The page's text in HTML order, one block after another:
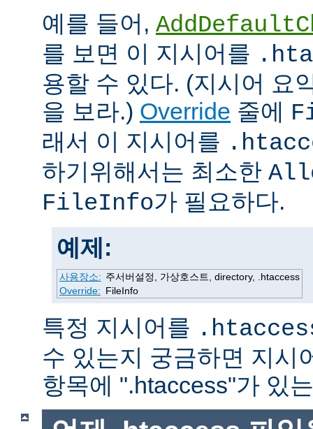
예를 들어,
를 보면 이 지시어를
용할 수 있다. (지시어 요
을 보라.) Override 줄에
래서 이 지시어를
하기위해서는 최소한
FileInfo가 필요하다.
예제:
사용장소: 주서버설정, 가상호스트, directory, .htaccess
Override: FileInfo
특정 지시어를
수 있는지 궁금하면 지시
항목에 ".htaccess"가 있